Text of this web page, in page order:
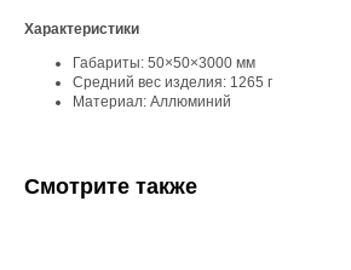
Характеристики
Габариты: 50×50×3000 мм
Средний вес изделия: 1265 г
Материал: Аллюминий
Смотрите также